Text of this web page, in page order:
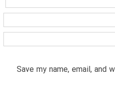
Save my name, email,